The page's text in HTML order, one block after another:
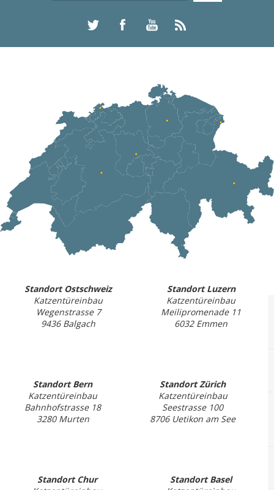
Standort Ostschweiz
Katzentüreinbau
Wegenstrasse 7
9436 Balgach
Standort Luzern
Katzentüreinbau
Meilipromenade 11
6032 Emmen
Standort Bern
Katzentüreinbau
Bahnhofstrasse 18
3280 Murten
Standort Zürich
Katzentüreinbau
Seestrasse 100
8706 Uetikon am See
Standort Chur
Standort Basel